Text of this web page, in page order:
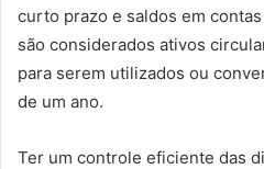
curto prazo e saldos em
são considerados ativos
para serem utilizados ou
de um ano.
Ter um controle eficiente das